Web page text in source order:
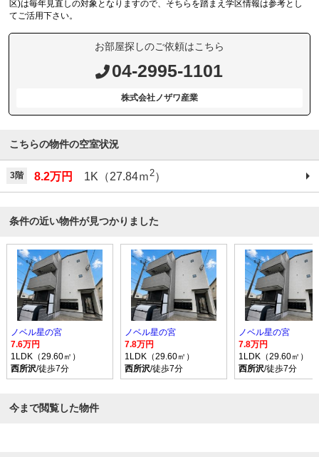
区)は毎年見直しの対象となりますので、そちらを踏まえ学区情報は参考とし
てご活用下さい。
お部屋探しのご依頼はこちら
04-2995-1101
株式会社ノザワ産業
こちらの物件の空室状況
3階 8.2万円 1K（27.84ｍ2）
条件の近い物件が見つかりました
ノベル星の宮
7.6万円
1LDK（29.60㎡）
西所沢/徒歩7分
ノベル星の宮
7.8万円
1LDK（29.60㎡）
西所沢/徒歩7分
ノベル星の宮
7.8万円
1LDK（29.60㎡）
西所沢/徒歩7分
今まで閲覧した物件